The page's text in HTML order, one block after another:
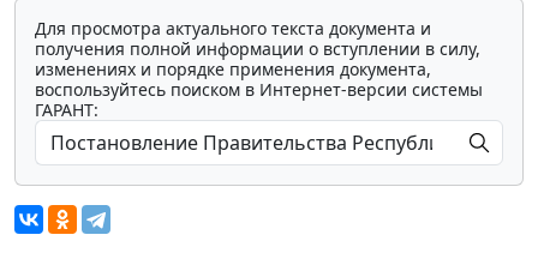
Для просмотра актуального текста документа и
получения полной информации о вступлении в силу,
изменениях и порядке применения документа,
воспользуйтесь поиском в Интернет-версии системы
ГАРАНТ: